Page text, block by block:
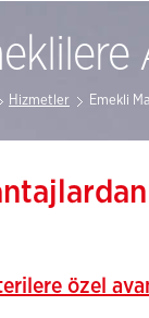
Hizmetler Emekli
özel